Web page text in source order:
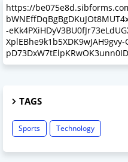
https://
-
TAGS
Sports Technology